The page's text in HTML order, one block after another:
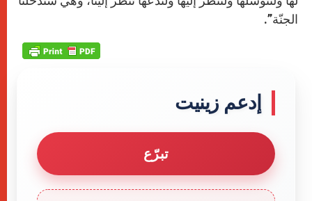
الجنّة”.
إدعم زينيت
تبرّع